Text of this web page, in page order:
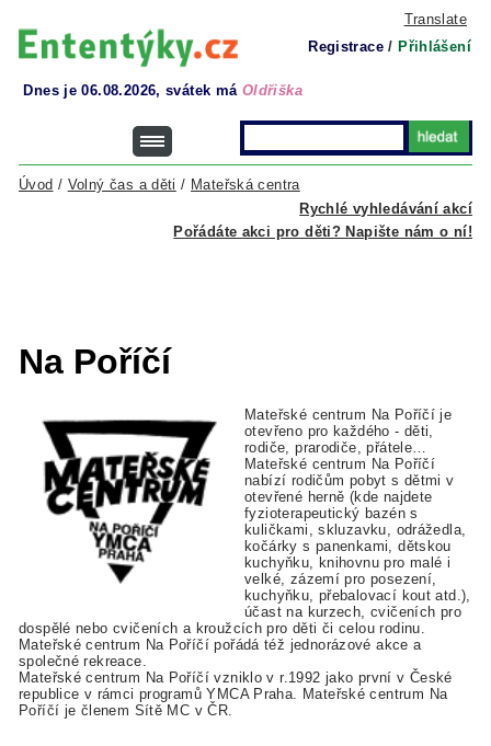
Translate
Registrace / Přihlášení
Dnes je 06.08.2026, svátek má Oldřiška
Rychlé vyhledávání akcí
Úvod / Volný čas a děti / Mateřská centra
Pořádáte akci pro děti? Napište nám o ní!
Na Poříčí
Mateřské centrum Na Poříčí je
otevřeno pro každého - děti,
rodiče, prarodiče, přátele…
Mateřské centrum Na Poříčí
nabízí rodičům pobyt s dětmi v
otevřené herně (kde najdete
fyzioterapeutický bazén s
kuličkami, skluzavku, odrážedla,
kočárky s panenkami, dětskou
kuchyňku, knihovnu pro malé i
velké, zázemí pro posezení,
kuchyňku, přebalovací kout atd.),
účast na kurzech, cvičeních pro
dospělé nebo cvičeních a kroužcích pro děti či celou rodinu.
Mateřské centrum Na Poříčí pořádá též jednorázové akce a
společné rekreace.
Mateřské centrum Na Poříčí vzniklo v r.1992 jako první v České
republice v rámci programů YMCA Praha. Mateřské centrum Na
Poříčí je členem Sítě MC v ČR.